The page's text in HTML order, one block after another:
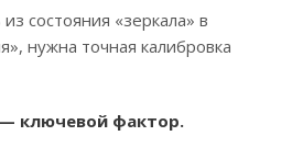
состояния «зеркала» в
нужна точная калибровка
ключевой фактор.